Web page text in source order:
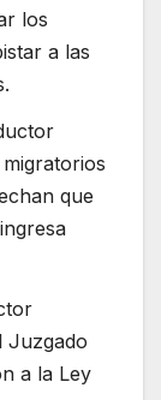
los
a las
que
Juzgado
a la Ley